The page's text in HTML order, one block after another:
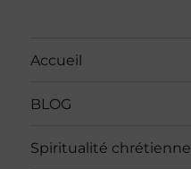
Accueil
BLOG
Spiritualité chrétienne